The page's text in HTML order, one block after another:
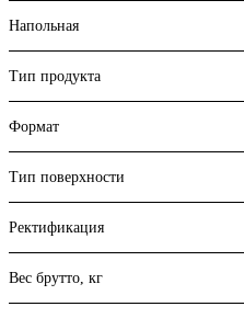
Напольная
Тип продукта
Формат
Тип поверхности
Ректификация
Вес брутто, кг